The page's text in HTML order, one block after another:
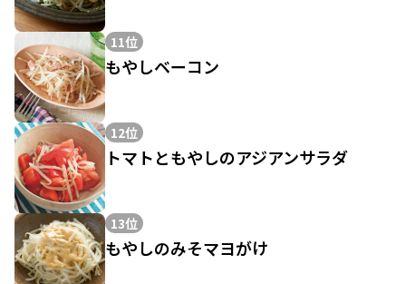
11位
もやしベーコン
12位
トマトともやしのアジアンサラダ
13位
もやしのみそマヨがけ